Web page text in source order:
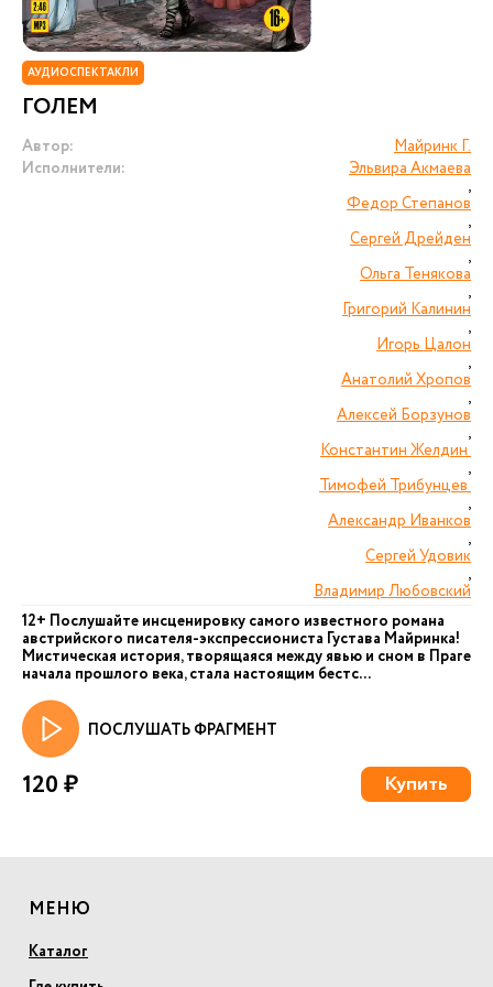
АУДИОСПЕКТАКЛИ
ГОЛЕМ
Автор:
Майринк Г.
Исполнители:
Эльвира Акмаева
,
Федор Степанов
,
Сергей Дрейден
,
Ольга Тенякова
,
Григорий Калинин
,
Игорь Цалон
,
Анатолий Хропов
,
Алексей Борзунов
,
Константин Желдин
,
Тимофей Трибунцев
,
Александр Иванков
,
Сергей Удовик
,
Владимир Любовский
12+ Послушайте инсценировку самого известного романа
австрийского писателя-экспрессиониста Густава Майринка!
Мистическая история, творящаяся между явью и сном в Праге
начала прошлого века, стала настоящим бестс...
ПОСЛУШАТЬ ФРАГМЕНТ
120 ₽ Купить
МЕНЮ
Каталог